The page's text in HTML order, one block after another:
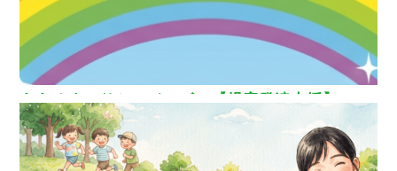
ああるまつりかレインボー【児童発達支援】